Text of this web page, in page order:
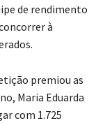
de rendimento
à
premiou as
Maria Eduarda
com 1.725